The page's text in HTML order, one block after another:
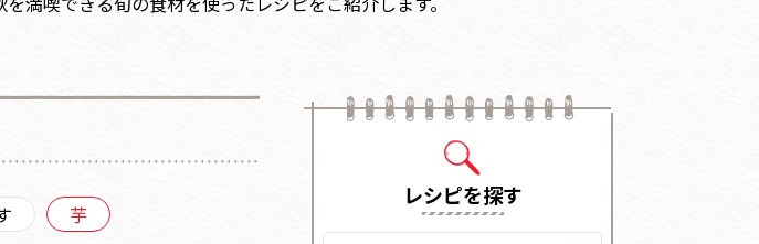
芋
レシピを探す